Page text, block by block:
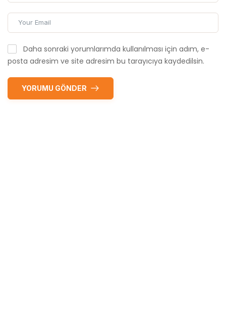
Daha sonraki yorumlarımda kullanılması için adım, e-
posta adresim ve site adresim bu tarayıcıya kaydedilsin.
YORUMU GÖNDER